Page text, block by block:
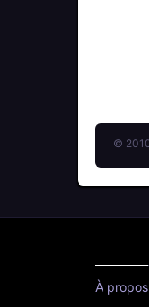
©
À propos